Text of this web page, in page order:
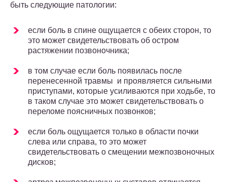
быть следующие патологии:
если боль в спине ощущается с обеих сторон, то
это может свидетельствовать об остром
растяжении позвоночника;
в том случае если боль появилась после
перенесенной травмы и проявляется сильными
приступами, которые усиливаются при ходьбе, то
в таком случае это может свидетельствовать о
переломе поясничных позвонков;
если боль ощущается только в области почки
слева или справа, то это может
свидетельствовать о смещении межпозвоночных
дисков;